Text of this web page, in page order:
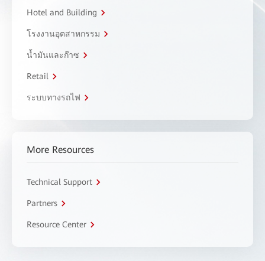
Hotel and Building
โรงงานอุตสาหกรรม
น้ำมันและก๊าซ
Retail
ระบบทางรถไฟ
More Resources
Technical Support
Partners
Resource Center